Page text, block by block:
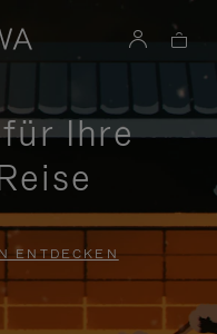
Ihre
ENTDECKEN